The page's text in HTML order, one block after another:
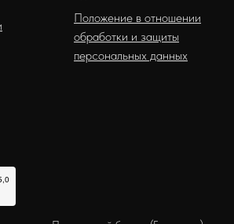
Положение в отношении
обработки и защиты
персональных данных